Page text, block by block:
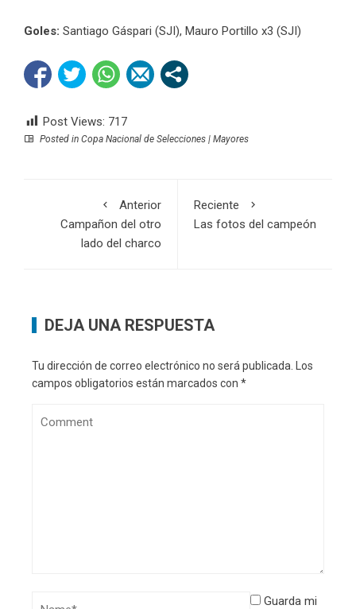
Goles: Santiago Gáspari (SJI), Mauro Portillo x3 (SJI)
Post Views: 717
Posted in Copa Nacional de Selecciones | Mayores
Anterior
Campañon del otro
lado del charco
Reciente
Las fotos del campeón
DEJA UNA RESPUESTA
Tu dirección de correo electrónico no será publicada.
Los
campos obligatorios están marcados con *
Guarda mi